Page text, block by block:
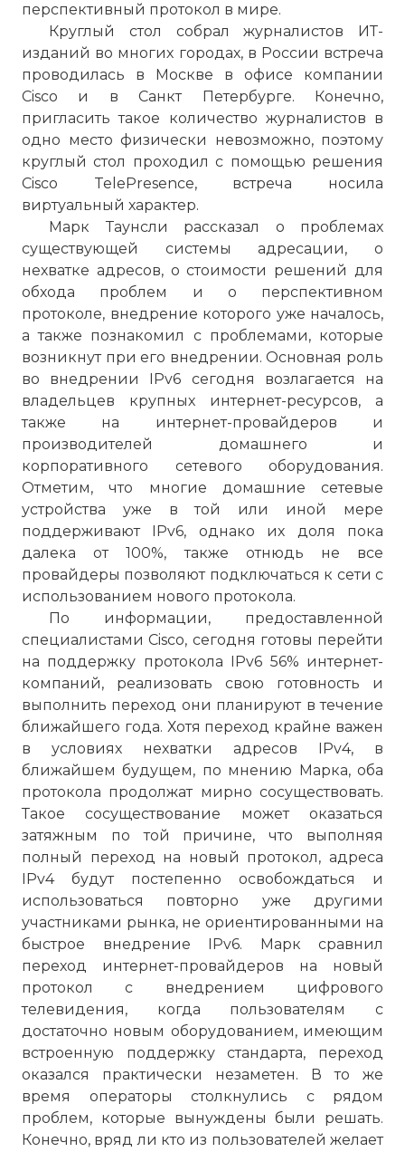
перспективный протокол в мире.
Круглый стол собрал журналистов ИТ-
изданий во многих городах, в России встреча
проводилась в Москве в офисе компании
Cisco и в Санкт Петербурге. Конечно,
пригласить такое количество журналистов в
одно место физически невозможно, поэтому
круглый стол проходил с помощью решения
Cisco TelePresence, встреча носила
виртуальный характер.
Марк Таунсли рассказал о проблемах
существующей системы адресации, о
нехватке адресов, о стоимости решений для
обхода проблем и о перспективном
протоколе, внедрение которого уже началось,
а также познакомил с проблемами, которые
возникнут при его внедрении. Основная роль
во внедрении IPv6 сегодня возлагается на
владельцев крупных интернет-ресурсов, а
также на интернет-провайдеров и
производителей домашнего и
корпоративного сетевого оборудования.
Отметим, что многие домашние сетевые
устройства уже в той или иной мере
поддерживают IPv6, однако их доля пока
далека от 100%, также отнюдь не все
провайдеры позволяют подключаться к сети с
использованием нового протокола.
По информации, предоставленной
специалистами Cisco, сегодня готовы перейти
на поддержку протокола IPv6 56% интернет-
компаний, реализовать свою готовность и
выполнить переход они планируют в течение
ближайшего года. Хотя переход крайне важен
в условиях нехватки адресов IPv4, в
ближайшем будущем, по мнению Марка, оба
протокола продолжат мирно сосуществовать.
Такое сосуществование может оказаться
затяжным по той причине, что выполняя
полный переход на новый протокол, адреса
IPv4 будут постепенно освобождаться и
использоваться повторно уже другими
участниками рынка, не ориентированными на
быстрое внедрение IPv6. Марк сравнил
переход интернет-провайдеров на новый
протокол с внедрением цифрового
телевидения, когда пользователям с
достаточно новым оборудованием, имеющим
встроенную поддержку стандарта, переход
оказался практически незаметен. В то же
время операторы столкнулись с рядом
проблем, которые вынуждены были решать.
Конечно, вряд ли кто из пользователей желает